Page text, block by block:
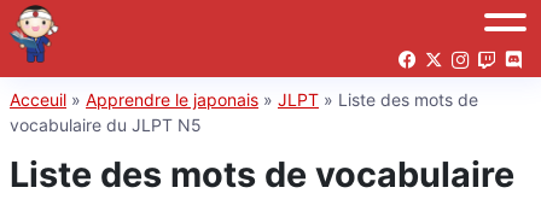
Acceuil » Apprendre le japonais » JLPT » Liste des mots de
vocabulaire du JLPT N5
Liste des mots de vocabulaire